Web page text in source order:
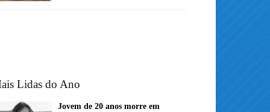
Lidas do Ano
Jovem de 20 anos morre em